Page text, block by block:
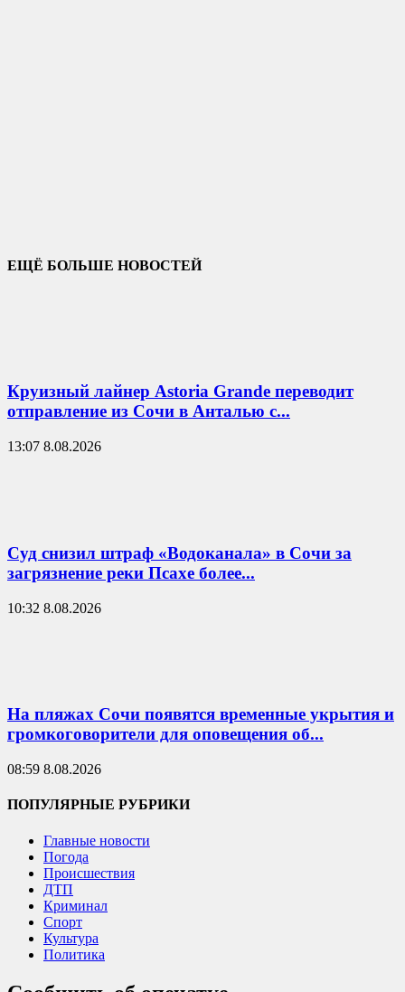
ЕЩЁ БОЛЬШЕ НОВОСТЕЙ
Круизный лайнер Astoria Grande переводит
отправление из Сочи в Анталью с...
13:07 8.08.2026
Суд снизил штраф «Водоканала» в Сочи за
загрязнение реки Псахе более...
10:32 8.08.2026
На пляжах Сочи появятся временные укрытия и
громкоговорители для оповещения об...
08:59 8.08.2026
ПОПУЛЯРНЫЕ РУБРИКИ
Главные новости
Погода
Происшествия
ДТП
Криминал
Спорт
Культура
Политика